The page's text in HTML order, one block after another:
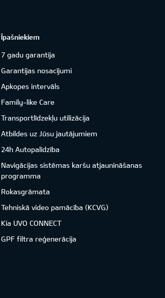
Īpašniekiem
7 gadu garantija
Garantijas nosacījumi
Apkopes intervāls
Family-like Care
Transportlīdzekļu utilizācija
Atbildes uz Jūsu jautājumiem
24h Autopalīdzība
Navigācijas sistēmas karšu atjaunināšanas
programma
Rokasgrāmata
Tehniskā video pamācība (KCVG)
Kia UVO CONNECT
GPF filtra reģenerācija